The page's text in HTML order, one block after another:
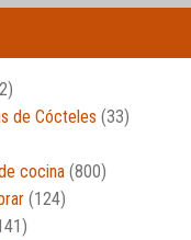
de Cócteles (33)
cocina (800)
(124)